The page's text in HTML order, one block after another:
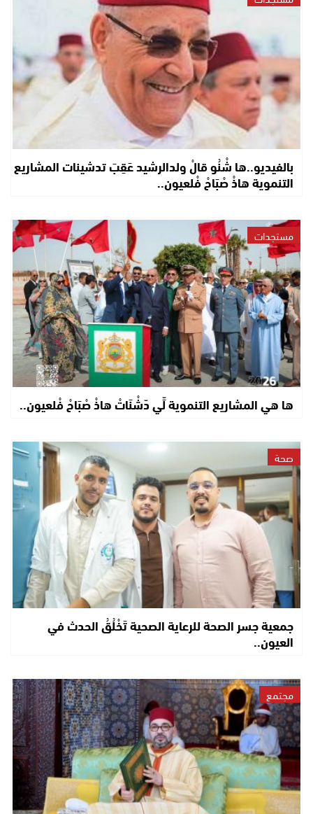
بالفيديو..ها شْنُو قالْ ولدالرشيد عَقِبَ تدشينات المشاريع
التنموية هاذْ صْبَاحْ فْلعيون..
مستجدات
ها هي المشاريع التنموية لِّي دّشْنَاتْ هاذْ صْبَاحْ فْلعيون..
صحة
جمعية جسر الصحة للرعاية الصحية تَخْلُقُ الحدث في
العيون..
مجتمع